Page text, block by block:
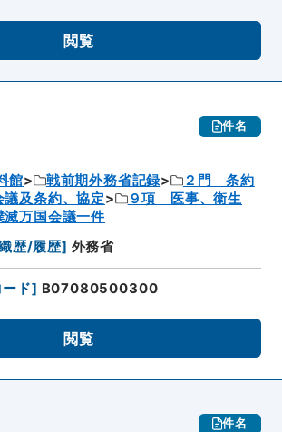
閲覧
件名
館 戦前期外務省記録
２門 条約
及条約、協定
９項 医事、衛生
滅万国会議一件
歴/履歴] 外務省
ード] B07080500300
閲覧
件名